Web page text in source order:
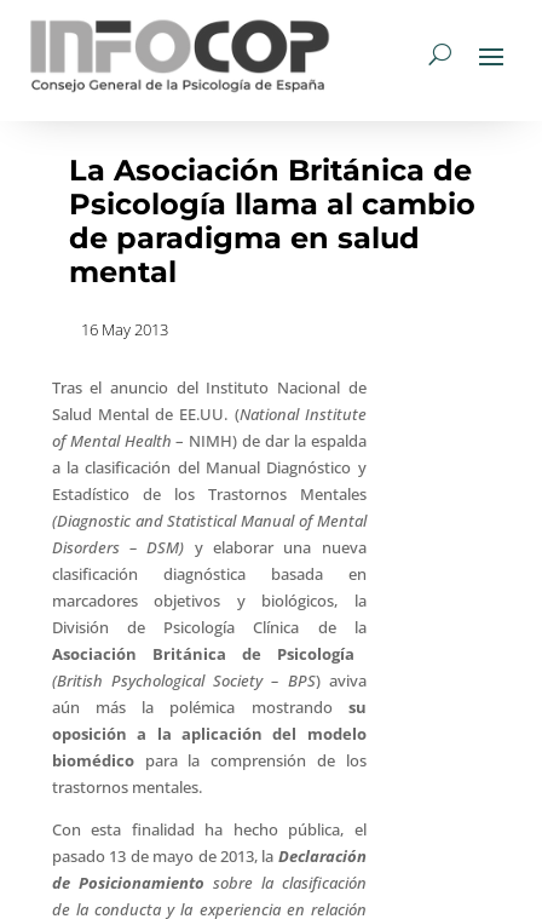
La Asociación Británica de
Psicología llama al cambio
de paradigma en salud
mental
16 May 2013
Tras el anuncio del Instituto Nacional de
Salud Mental de EE.UU. (National Institute
of Mental Health– NIMH) de dar la espalda
a la clasificación del Manual Diagnóstico y
Estadístico de los Trastornos Mentales
(Diagnostic and Statistical Manual of Mental
Disorders – DSM) y elaborar una nueva
clasificación diagnóstica basada en
marcadores objetivos y biológicos, la
División de Psicología Clínica de la
Asociación Británica de Psicología
(British Psychological Society – BPS) aviva
aún más la polémica mostrandosu
oposición a la aplicación del modelo
biomédico para la comprensión de los
trastornos mentales.
Con esta finalidad ha hecho pública, el
pasado 13 de mayo de 2013, la Declaración
de Posicionamiento sobre la clasificación
de la conducta y la experiencia en relación